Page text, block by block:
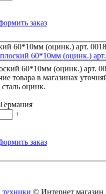
заказ
60*10мм (оцинк.)
товара в магазинах
сталь оцинк.
Германия
+
заказ
© Интернет